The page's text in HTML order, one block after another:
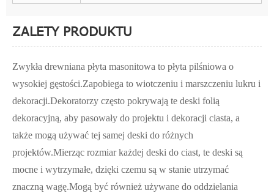
ZALETY PRODUKTU
Zwykła drewniana płyta masonitowa to płyta pilśniowa o
wysokiej gęstości.Zapobiega to wiotczeniu i marszczeniu lukru i
dekoracji.Dekoratorzy często pokrywają te deski folią
dekoracyjną, aby pasowały do ​​projektu i dekoracji ciasta, a
także mogą używać tej samej deski do różnych
projektów.Mierząc rozmiar każdej deski do ciast, te deski są
mocne i wytrzymałe, dzięki czemu są w stanie utrzymać
znaczną wagę.Mogą być również używane do oddzielania